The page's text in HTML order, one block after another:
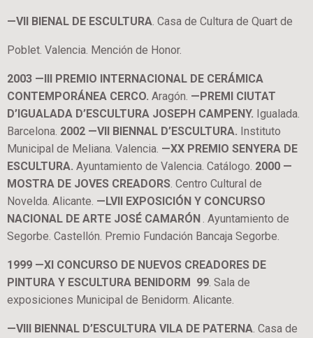
—VII BIENAL DE ESCULTURA. Casa de Cultura de Quart de
Poblet. Valencia. Mención de Honor.
2003 —III PREMIO INTERNACIONAL DE CERÁMICA
CONTEMPORÁNEA CERCO. Aragón. —PREMI CIUTAT
D’IGUALADA D’ESCULTURA JOSEPH CAMPENY. Igualada.
Barcelona. 2002 —VII BIENNAL D’ESCULTURA. Instituto
Municipal de Meliana. Valencia. —XX PREMIO SENYERA DE
ESCULTURA. Ayuntamiento de Valencia. Catálogo. 2000 —
MOSTRA DE JOVES CREADORS. Centro Cultural de
Novelda. Alicante. —LVII EXPOSICIÓN Y CONCURSO
NACIONAL DE ARTE JOSÉ CAMARÓN. Ayuntamiento de
Segorbe. Castellón. Premio Fundación Bancaja Segorbe.
1999 —XI CONCURSO DE NUEVOS CREADORES DE
PINTURA Y ESCULTURA BENIDORM 99. Sala de
exposiciones Municipal de Benidorm. Alicante.
—VIII BIENNAL D’ESCULTURA VILA DE PATERNA. Casa de